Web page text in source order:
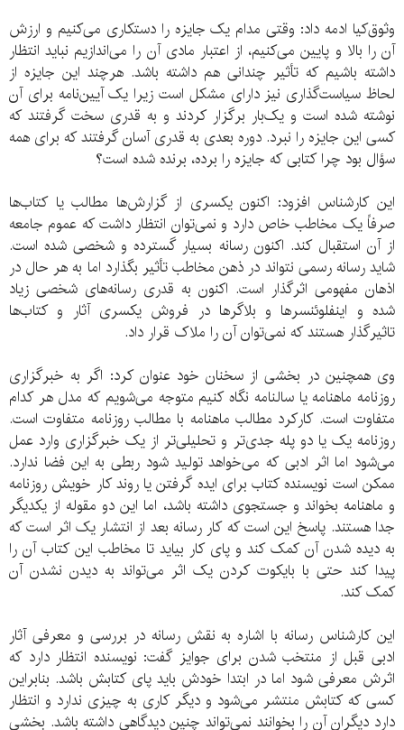
وثوق‌کیا ادمه داد: وقتی مدام یک جایزه را دستکاری می‌کنیم و ارزش
آن را بالا و پایین می‌کنیم، از اعتبار مادی آن را می‌اندازیم نباید انتظار
داشته باشیم که تأثیر چندانی هم داشته باشد. هرچند این جایزه از
لحاظ سیاست‌گذاری نیز دارای مشکل است زیرا یک آیین‌نامه برای آن
نوشته شده است و یک‌بار بر‌گزار کردند و به قدری سخت گرفتند که
کسی این جایزه را نبرد. دوره بعدی به قدری آسان گرفتند که برای همه
سؤال بود چرا کتابی که جایزه را برده، برنده شده است؟
این کارشناس افزود: اکنون یکسری از گزارش‌ها مطالب یا کتاب‌ها
صرفاً یک مخاطب خاص دارد و نمی‌توان انتظار داشت که عموم جامعه
از آن استقبال کند. اکنون رسانه بسیار گسترده و شخصی شده است.
شاید رسانه رسمی نتواند در ذهن مخاطب تأثیر بگذارد اما به هر حال در
اذهان مفهومی اثرگذار است. اکنون به قدری رسانه‌های شخصی زیاد
شده و اینفلوئنسرها و بلاگرها در فروش یکسری آثار و کتاب‌ها
تاثیرگذار هستند که نمی‌توان آن را ملاک قرار داد.
وی همچنین در بخشی از سخنان خود عنوان کرد: اگر به خبرگزاری
روزنامه ماهنامه یا سالنامه نگاه کنیم متوجه می‌شویم که مدل هر کدام
متفاوت است. کارکرد مطالب ماهنامه با مطالب روزنامه متفاوت است.
روزنامه یک یا دو پله جدی‌تر و تحلیلی‌تر از یک خبرگزاری وارد عمل
می‌شود اما اثر ادبی که می‌خواهد تولید شود ربطی به این فضا ندارد.
ممکن است نویسنده کتاب برای ایده گرفتن یا روند کار خویش روزنامه
و ماهنامه بخواند و جستجوی داشته باشد، اما این دو مقوله از یکدیگر
جدا هستند. پاسخ این است که کار رسانه بعد از انتشار یک اثر است که
به دیده شدن آن کمک کند و پای کار بیاید تا مخاطب این کتاب آن را
پیدا کند حتی با بایکوت کردن یک اثر می‌تواند به دیدن نشدن آن
کمک کند.
این کارشناس رسانه با اشاره به نقش رسانه در بررسی و معرفی آثار
ادبی قبل از منتخب شدن برای جوایز گفت: نویسنده انتظار دارد که
اثرش معرفی شود اما در ابتدا خودش باید پای کتابش باشد. بنابراین
کسی که کتابش منتشر می‌شود و دیگر کاری به چیزی ندارد و انتظار
دارد دیگران آن را بخوانند نمی‌تواند چنین دیدگاهی داشته باشد. بخشی